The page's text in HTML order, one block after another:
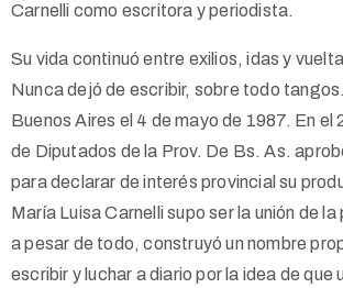
Carnelli como escritora y periodista.
Su vida continuó entre exilios, idas y
Nunca dejó de escribir, sobre todo
Buenos Aires el 4 de mayo de 1987. En el
de Diputados de la Prov. De Bs. As.
para declarar de interés provincial su
María Luisa Carnelli supo ser la unión de la
a pesar de todo, construyó un nombre
escribir y luchar a diario por la idea de que